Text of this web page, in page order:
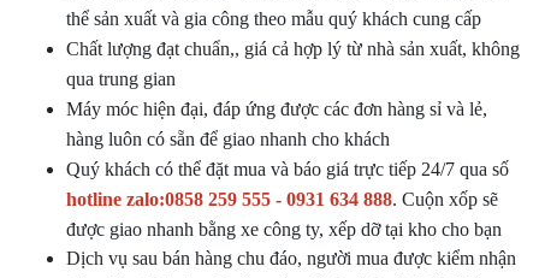
thể sản xuất và gia công theo mẫu quý khách cung cấp
Chất lượng đạt chuẩn,, giá cả hợp lý từ nhà sản xuất, không
qua trung gian
Máy móc hiện đại, đáp ứng được các đơn hàng sỉ và lẻ,
hàng luôn có sẵn để giao nhanh cho khách
Quý khách có thể đặt mua và báo giá trực tiếp 24/7 qua số
hotline zalo:0858 259 555 - 0931 634 888. Cuộn xốp sẽ
được giao nhanh bằng xe công ty, xếp dỡ tại kho cho bạn
Dịch vụ sau bán hàng chu đáo, người mua được kiểm nhận